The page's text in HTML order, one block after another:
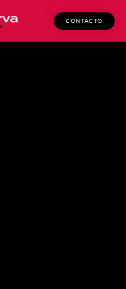
CONTACTO